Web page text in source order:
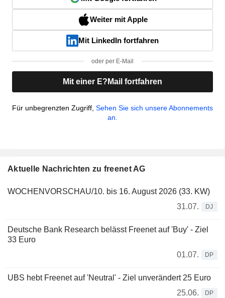
Weiter mit Apple
Mit LinkedIn fortfahren
oder per E-Mail
Mit einer E?Mail fortfahren
Für unbegrenzten Zugriff, Sehen Sie sich unsere Abonnements
an.
Aktuelle Nachrichten zu freenet AG
WOCHENVORSCHAU/10. bis 16. August 2026 (33. KW)
31.07.
DJ
Deutsche Bank Research belässt Freenet auf 'Buy' - Ziel
33 Euro
01.07.
DP
UBS hebt Freenet auf 'Neutral' - Ziel unverändert 25 Euro
25.06.
DP